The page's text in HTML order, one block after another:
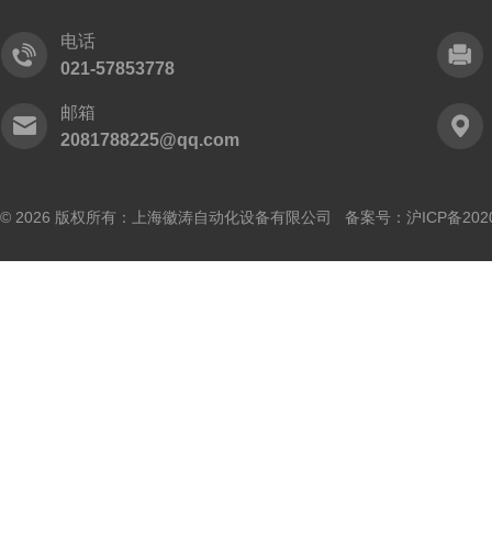
电话
021-57853778
邮箱
2081788225@qq.com
© 2026 版权所有：上海徽涛自动化设备有限公司 备案号： 沪ICP备